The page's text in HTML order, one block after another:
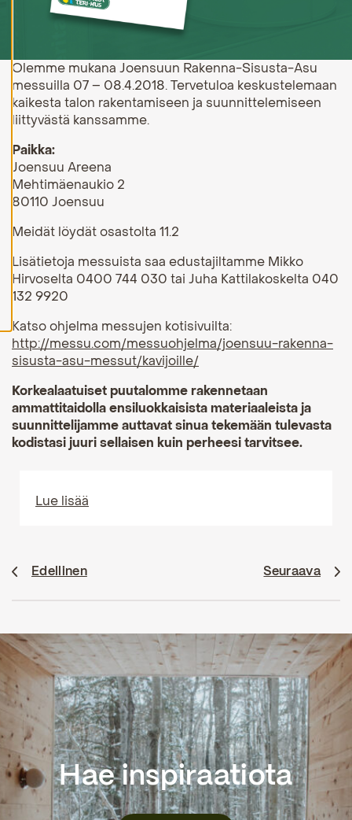
ä
k
s
y
k
a
k
k
i
e
v
ä
s
t
e
t
Olemme mukana Joensuun Rakenna-Sisusta-Asu
messuilla 07 – 08.4.2018. Tervetuloa keskustelemaan
kaikesta talon rakentamiseen ja suunnittelemiseen
liittyvästä kanssamme.
Paikka:
Joensuu Areena
Mehtimäenaukio 2
80110 Joensuu
Meidät löydät osastolta 11.2
Lisätietoja messuista saa edustajiltamme Mikko
Hirvoselta 0400 744 030 tai Juha Kattilakoskelta 040
132 9920
Katso ohjelma messujen kotisivuilta:
http://messu.com/messuohjelma/joensuu-rakenna-
sisusta-asu-messut/kavijoille/
Korkealaatuiset puutalomme rakennetaan
ammattitaidolla ensiluokkaisista materiaaleista ja
suunnittelijamme auttavat sinua tekemään tulevasta
kodistasi juuri sellaisen kuin perheesi tarvitsee.
Lue lisää
Edellinen Seuraava
Hae inspiraatiota